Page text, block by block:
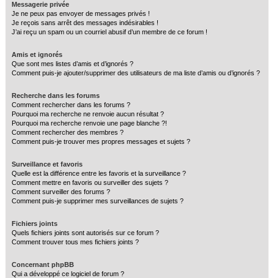
Messagerie privée
Je ne peux pas envoyer de messages privés !
Je reçois sans arrêt des messages indésirables !
J’ai reçu un spam ou un courriel abusif d’un membre de ce forum !
Amis et ignorés
Que sont mes listes d’amis et d’ignorés ?
Comment puis-je ajouter/supprimer des utilisateurs de ma liste d’amis ou d’ignorés ?
Recherche dans les forums
Comment rechercher dans les forums ?
Pourquoi ma recherche ne renvoie aucun résultat ?
Pourquoi ma recherche renvoie une page blanche ?!
Comment rechercher des membres ?
Comment puis-je trouver mes propres messages et sujets ?
Surveillance et favoris
Quelle est la différence entre les favoris et la surveillance ?
Comment mettre en favoris ou surveiller des sujets ?
Comment surveiller des forums ?
Comment puis-je supprimer mes surveillances de sujets ?
Fichiers joints
Quels fichiers joints sont autorisés sur ce forum ?
Comment trouver tous mes fichiers joints ?
Concernant phpBB
Qui a développé ce logiciel de forum ?